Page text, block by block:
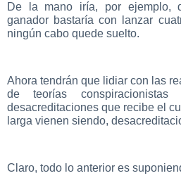
De la mano iría, por ejemplo,
ganador bastaría con lanzar
ningún cabo quede suelto.
Ahora tendrán que lidiar con las
de teorías
desacreditaciones que recibe el
larga vienen siendo,
Claro, todo lo anterior es